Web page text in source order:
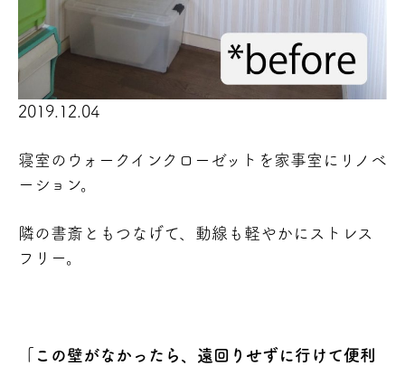
2019.12.04
寝室のウォークインクローゼットを家事室にリノベ
ーション。
隣の書斎ともつなげて、動線も軽やかにストレス
フリー。
「この壁がなかったら、遠回りせずに行けて便利